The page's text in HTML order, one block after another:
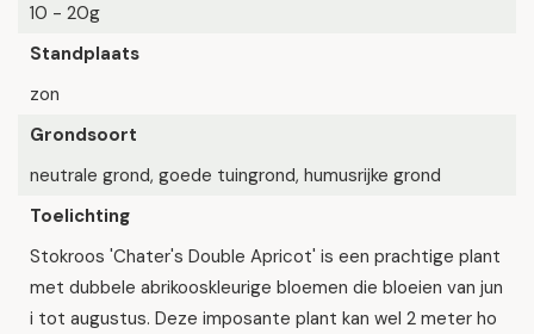
10 - 20g
Standplaats
zon
Grondsoort
neutrale grond, goede tuingrond, humusrijke grond
Toelichting
Stokroos 'Chater's Double Apricot' is een prachtige plant
met dubbele abrikooskleurige bloemen die bloeien van jun
i tot augustus. Deze imposante plant kan wel 2 meter ho